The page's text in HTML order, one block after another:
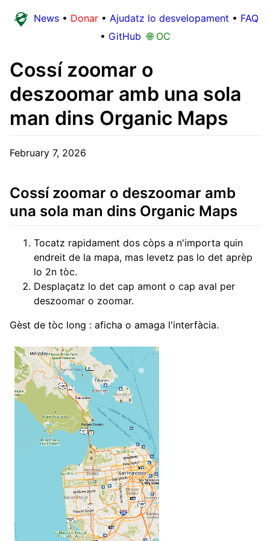
News • Donar • Ajudatz lo desvelopament • FAQ
• GitHub 🌐 OC
Cossí zoomar o
deszoomar amb una sola
man dins Organic Maps
February 7, 2026
Cossí zoomar o deszoomar amb
una sola man dins Organic Maps
Tocatz rapidament dos còps a n'importa quin
endreit de la mapa, mas levetz pas lo det aprèp
lo 2n tòc.
Desplaçatz lo det cap amont o cap aval per
deszoomar o zoomar.
Gèst de tòc long : aficha o amaga l'interfàcia.